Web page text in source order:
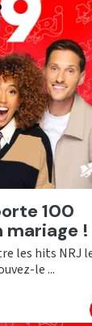
100
mariage !
les hits NRJ
le ...